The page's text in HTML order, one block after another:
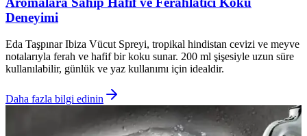
Deneyimi
Eda Taşpınar Ibiza Vücut Spreyi, tropikal hindistan cevizi ve meyve
notalarıyla ferah ve hafif bir koku sunar. 200 ml şişesiyle uzun süre
kullanılabilir, günlük ve yaz kullanımı için idealdir.
Daha fazla bilgi edinin